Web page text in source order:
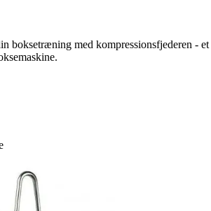
boksetræning med kompressionsfjederen - et